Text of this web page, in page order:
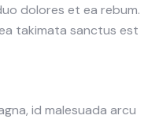
dolores et ea rebum.
takimata sanctus est
id malesuada arcu